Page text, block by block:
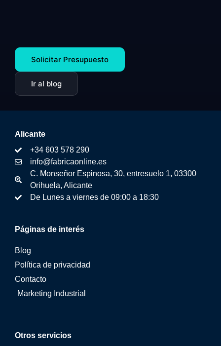
Solicitar Presupuesto
Ir al blog
Otros servicios
Páginas de interés
Blog
Política de privacidad
Contacto
Marketing Industrial
Alicante
+34 603 578 290
info@fabricaonline.es
C. Monseñor Espinosa, 30, entresuelo 1, 03300
Orihuela, Alicante
De Lunes a viernes de 09:00 a 18:30